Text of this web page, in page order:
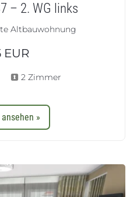
– 2. WG links
Altbauwohnung
EUR
2 Zimmer
»